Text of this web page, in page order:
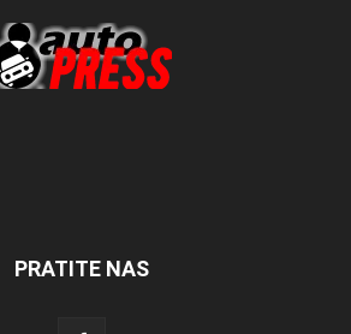
PRATITE NAS